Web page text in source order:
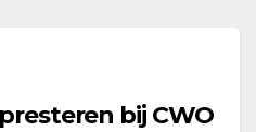
bij CWO